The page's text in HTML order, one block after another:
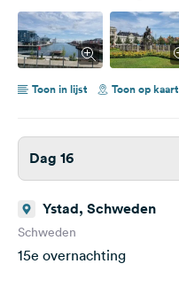
Toon in lijst Toon op kaart
Dag 16
Ystad, Schweden
Schweden
15e overnachting